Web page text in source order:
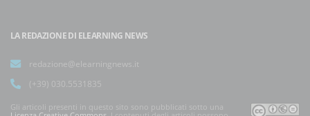
LA REDAZIONE DI ELEARNING NEWS
redazione@elearningnews.it
(+39) 030.5531835
Gli articoli presenti in questo sito sono pubblicati sotto una